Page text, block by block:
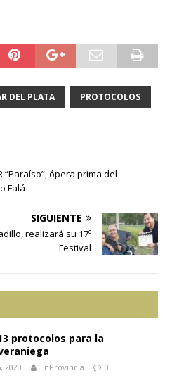
DEL PLATA PROTOCOLOS
“Paraíso”, ópera prima del
Falá
SIGUIENTE
realizará su 17º
Festival
protocolos para la
2020 EnProvincia 0